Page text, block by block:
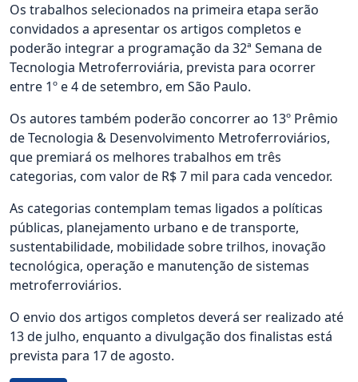
Os trabalhos selecionados na primeira etapa serão
convidados a apresentar os artigos completos e
poderão integrar a programação da 32ª Semana de
Tecnologia Metroferroviária, prevista para ocorrer
entre 1º e 4 de setembro, em São Paulo.
Os autores também poderão concorrer ao 13º Prêmio
de Tecnologia & Desenvolvimento Metroferroviários,
que premiará os melhores trabalhos em três
categorias, com valor de R$ 7 mil para cada vencedor.
As categorias contemplam temas ligados a políticas
públicas, planejamento urbano e de transporte,
sustentabilidade, mobilidade sobre trilhos, inovação
tecnológica, operação e manutenção de sistemas
metroferroviários.
O envio dos artigos completos deverá ser realizado até
13 de julho, enquanto a divulgação dos finalistas está
prevista para 17 de agosto.